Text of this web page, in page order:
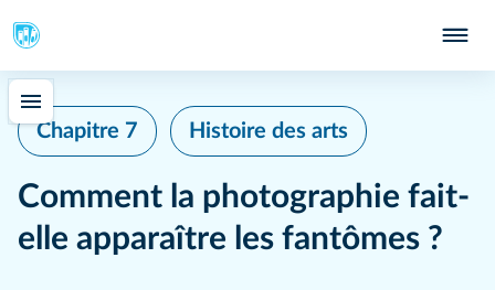
Chapitre 7 Histoire des arts
Comment la photographie fait-
elle apparaître les fantômes ?